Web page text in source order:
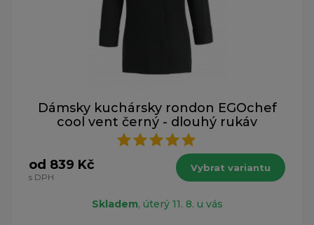
Dámsky kuchársky rondon EGOchef
cool vent černý - dlouhý rukáv
od 839 Kč
s DPH
Vybrat variantu
Skladem, úterý 11. 8. u vás